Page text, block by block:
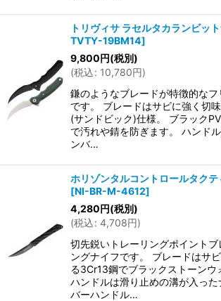
トリヴィサ ラセルタカランビッ
TVTY-19BM14]
9,800円(税別)
(税込: 10,780円)
鎌のようなブレードが特徴的な
です。 ブレードはサビに強く切
(サンドビック)仕様。 ブラック
で汚れや錆を防ぎます。 ハンド
ンバ…
ホリゾンタルコントロールタクテ
[NI-BR-M-4612]
4,280円(税別)
(税込: 4,708円)
切先鋭いトレーリングポイントブ
ングナイフです。 ブレードはサ
る3Cr13鋼でブラックストーンウ
ハンドルは滑り止めの溝が入った
バーハンドル…